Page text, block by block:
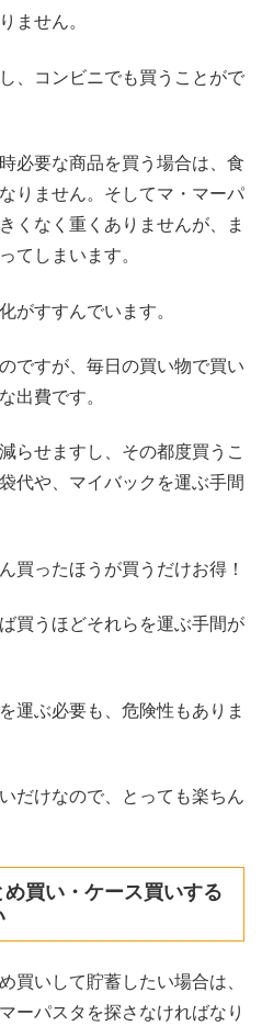
ません。
、コンビニでも買うことがで
必要な商品を買う場合は、食
りません。そしてマ・マーパ
くなく重くありませんが、ま
てしまいます。
がすすんでいます。
ですが、毎日の買い物で買い
出費です。
らせますし、その都度買うこ
代や、マイバックを運ぶ手間
買ったほうが買うだけお得！
買うほどそれらを運ぶ手間が
運ぶ必要も、危険性もありま
だけなので、とっても楽ちん
買い・ケース買いする
買いして貯蓄したい場合は、
ーパスタを探さなければなり